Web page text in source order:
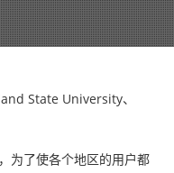
State University、
为了使各个地区的用户都